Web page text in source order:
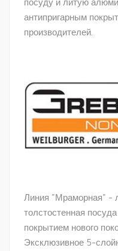
посуду и литую
антипригарным
производителей.
Линия "Мраморная" -
толстостенная
покрытием нового
Эксклюзивное 5-